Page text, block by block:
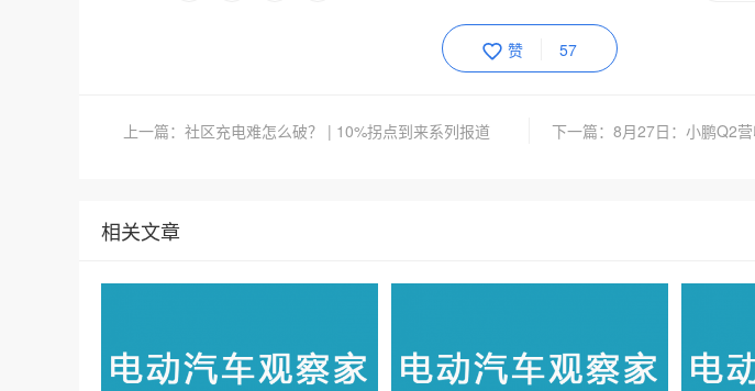
赞 57
上一篇：社区充电难怎么破？ | 10%拐点到来系列报道
相关文章